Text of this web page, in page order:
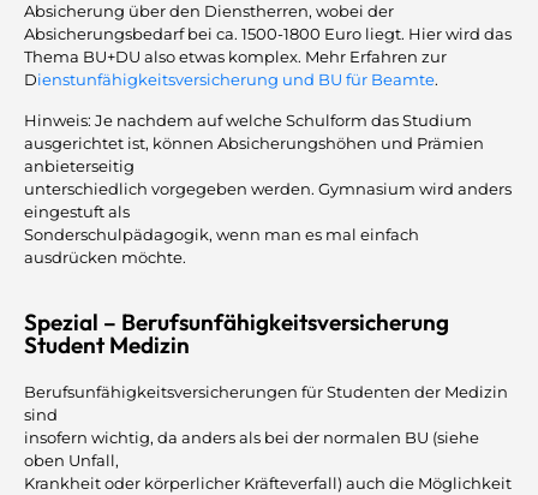
Absicherung über den Dienstherren, wobei der
Absicherungsbedarf bei ca. 1500-1800 Euro liegt. Hier wird das
Thema BU+DU also etwas komplex. Mehr Erfahren zur
Dienstunfähigkeitsversicherung und BU für Beamte.
Hinweis: Je nachdem auf welche Schulform das Studium
ausgerichtet ist, können Absicherungshöhen und Prämien
anbieterseitig
unterschiedlich vorgegeben werden. Gymnasium wird anders
eingestuft als
Sonderschulpädagogik, wenn man es mal einfach
ausdrücken möchte.
Spezial – Berufsunfähigkeitsversicherung
Student Medizin
Berufsunfähigkeitsversicherungen für Studenten der Medizin
sind
insofern wichtig, da anders als bei der normalen BU (siehe
oben Unfall,
Krankheit oder körperlicher Kräfteverfall) auch die Möglichkeit